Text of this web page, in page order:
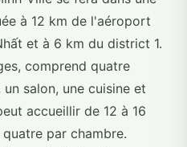
à 12 km de l'aéroport
et à 6 km du district 1.
comprend quatre
salon, une cuisine et
accueillir de 12 à 16
par chambre.